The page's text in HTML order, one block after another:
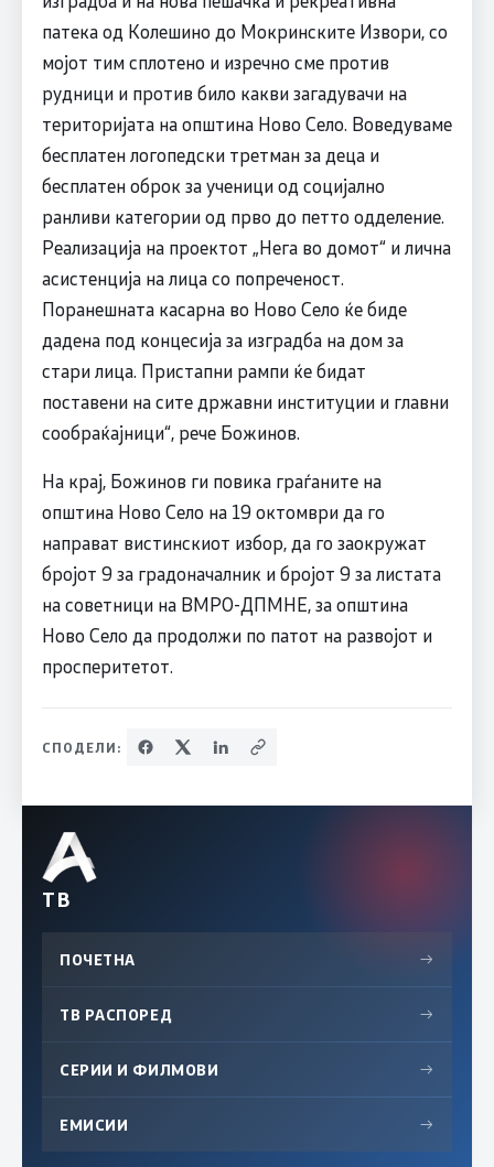
патека од Колешино до Мокринските Извори, со
мојот тим сплотено и изречно сме против
рудници и против било какви загадувачи на
територијата на општина Ново Село. Воведуваме
бесплатен логопедски третман за деца и
бесплатен оброк за ученици од социјално
ранливи категории од прво до петто одделение.
Реализација на проектот „Нега во домот“ и лична
асистенција на лица со попреченост.
Поранешната касарна во Ново Село ќе биде
дадена под концесија за изградба на дом за
стари лица. Пристапни рампи ќе бидат
поставени на сите државни институции и главни
сообраќајници“, рече Божинов.
На крај, Божинов ги повика граѓаните на
општина Ново Село на 19 октомври да го
направат вистинскиот избор, да го заокружат
бројот 9 за градоначалник и бројот 9 за листата
на советници на ВМРО-ДПМНЕ, за општина
Ново Село да продолжи по патот на развојот и
просперитетот.
СПОДЕЛИ:
ТВ
ПОЧЕТНА →
ТВ РАСПОРЕД →
СЕРИИ И ФИЛМОВИ →
ЕМИСИИ →